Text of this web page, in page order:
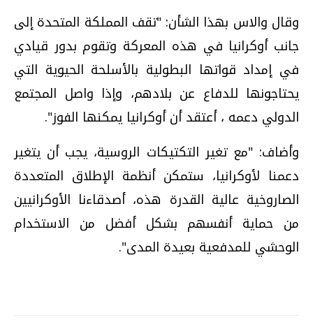
وقال والاس بهذا الشأن: "تقف المملكة المتحدة إلى
جانب أوكرانيا في هذه المعركة وتقوم بدور قيادي
في إمداد قواتها البطولية بالأسلحة الحيوية التي
يحتاجونها للدفاع عن بلادهم، وإذا واصل المجتمع
الدولي دعمه ، أعتقد أن أوكرانيا يمكنها الفوز".
وأضاف: "مع تغير التكتيكات الروسية، يجب أن يتغير
دعمنا لأوكرانيا، ستمكن أنظمة الإطلاق المتعددة
الصاروخية عالية القدرة هذه، أصدقاءنا الأوكرانيين
من حماية أنفسهم بشكل أفضل من الاستخدام
الوحشي للمدفعية بعيدة المدى".